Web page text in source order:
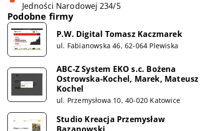
Jedności Narodowej 234/5
Podobne firmy
P.W. Digital Tomasz Kaczmarek
ul. Fabianowska 46, 62-064 Plewiska
ABC-Z System EKO s.c. Bożena
Ostrowska-Kochel, Marek, Mateusz
Kochel
ul. Przemysłowa 10, 40-020 Katowice
Studio Kreacja Przemysław
Bazanowski